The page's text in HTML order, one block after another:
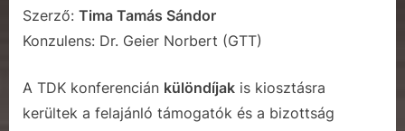
Szerző: Tima Tamás Sándor
Konzulens: Dr. Geier Norbert (GTT)
A TDK konferencián különdíjak is kiosztásra
kerültek a felajánló támogatók és a bizottság